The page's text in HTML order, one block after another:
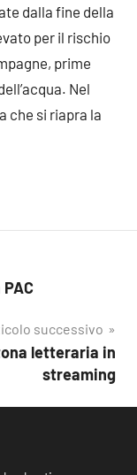
dalla fine della
per il rischio
prime
Nel
che si riapra la
successivo
letteraria in
streaming